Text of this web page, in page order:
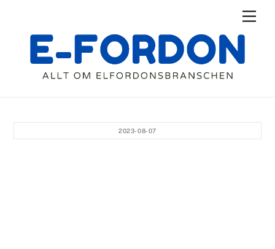
content
2023-08-07